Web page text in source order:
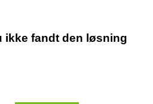
ikke fandt den løsning